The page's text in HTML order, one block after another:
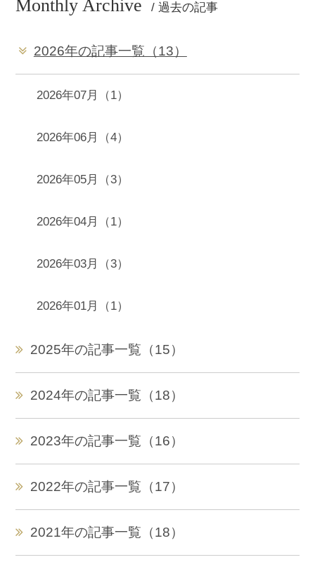
Monthly Archive / 過去の記事
2026年の記事一覧（13）
2026年07月（1）
2026年06月（4）
2026年05月（3）
2026年04月（1）
2026年03月（3）
2026年01月（1）
2025年の記事一覧（15）
2024年の記事一覧（18）
2023年の記事一覧（16）
2022年の記事一覧（17）
2021年の記事一覧（18）